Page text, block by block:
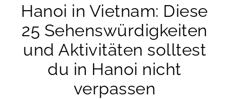
Hanoi in Vietnam: Diese
25 Sehenswürdigkeiten
und Aktivitäten solltest
du in Hanoi nicht
verpassen